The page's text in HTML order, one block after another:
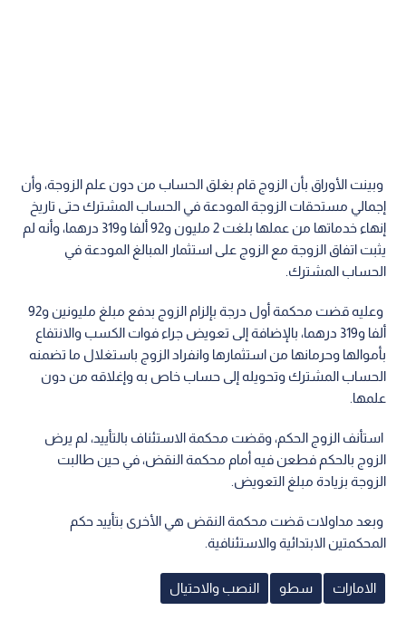
وبينت الأوراق بأن الزوج قام بغلق الحساب من دون علم الزوجة، وأن
إجمالي مستحقات الزوجة المودعة في الحساب المشترك حتى تاريخ
إنهاء خدماتها من عملها بلغت 2 مليون و92 ألفا و319 درهما، وأنه لم
يثبت اتفاق الزوجة مع الزوج على استثمار المبالغ المودعة في
الحساب المشترك.
وعليه قضت محكمة أول درجة بإلزام الزوج بدفع مبلغ مليونين و92
ألفا و319 درهما، بالإضافة إلى تعويض جراء فوات الكسب والانتفاع
بأموالها وحرمانها من استثمارها وانفراد الزوج باستغلال ما تضمنه
الحساب المشترك وتحويله إلى حساب خاص به وإغلاقه من دون
علمها.
استأنف الزوج الحكم، وقضت محكمة الاستئناف بالتأييد، لم يرض
الزوج بالحكم فطعن فيه أمام محكمة النقض، في حين طالبت
الزوجة بزيادة مبلغ التعويض.
وبعد مداولات قضت محكمة النقض هي الأخرى بتأييد حكم
المحكمتين الابتدائية والاستئنافية.
الامارات سطو النصب والاحتيال